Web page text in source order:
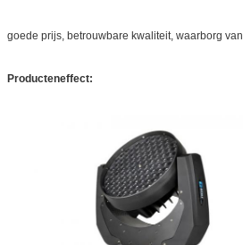
goede prijs, betrouwbare kwaliteit, waarborg
Producteneffect: